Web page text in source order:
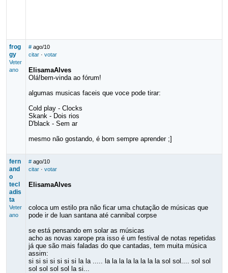
frog
gy
Veter
ano
# ago/10
citar· votar
ElisamaAlves
Olá!bem-vinda ao fórum!
algumas musicas faceis que voce pode tirar:
Cold play - Clocks
Skank - Dois rios
D'black - Sem ar
mesmo não gostando, é bom sempre aprender ;]
fern
and
o
tecl
adis
ta
Veter
ano
# ago/10
citar· votar
ElisamaAlves
coloca um estilo pra não ficar uma chutação de músicas que
pode ir de luan santana até cannibal corpse
se está pensando em solar as músicas
acho as novas xarope pra isso é um festival de notas repetidas
já que são mais faladas do que cantadas, tem muita música
assim:
si si si si si si si la la ..... la la la la la la la la sol sol.... sol sol
sol sol sol sol la si...